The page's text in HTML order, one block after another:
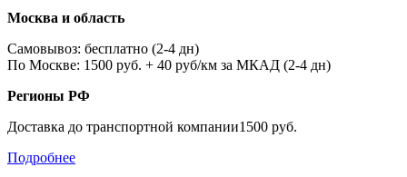
Москва и область
Самовывоз: бесплатно (2-4 дн)
По Москве: 1500 руб. + 40 руб/км за МКАД (2-4 дн)
Регионы РФ
Доставка до транспортной компании1500 руб.
Подробнее